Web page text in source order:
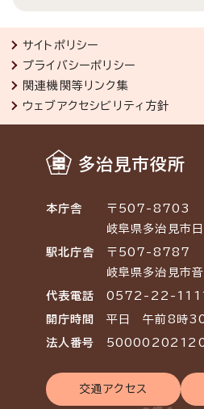
サイトポリシー
プライバシーポリシー
関連機関等リンク集
ウェブアクセシビリティ方針
多治見市役所
本庁舎
〒507-8703
岐阜県多治見市
駅北庁舎
〒507-8787
岐阜県多治見市
代表電話 0572-22-
開庁時間 平日 午前8時
法人番号
交通アクセス